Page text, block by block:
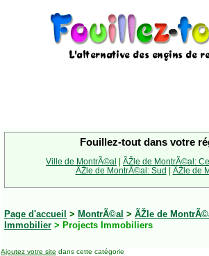
Fouillez-tout dans votre
Ville de MontrÃ©al | ÃŽle de MontrÃ©al:
ÃŽle de MontrÃ©al: Sud | ÃŽle de
Page d'accueil > MontrÃ©al > ÃŽle de
Immobilier > Projects Immobiliers
Ajoutez votre site dans cette catégorie